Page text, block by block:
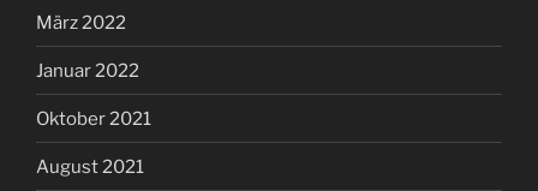
März 2022
Januar 2022
Oktober 2021
August 2021